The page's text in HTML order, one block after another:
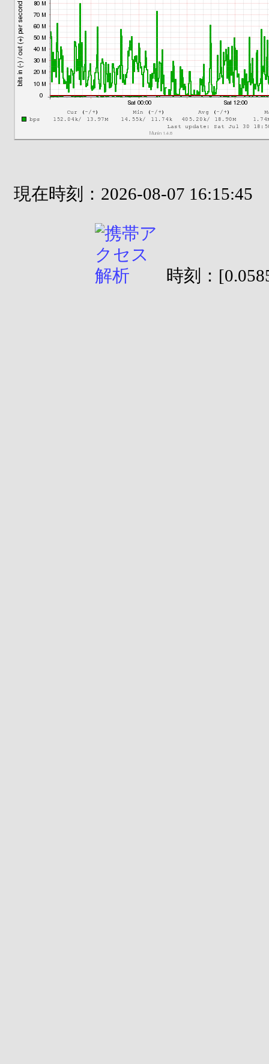
現在時刻：2026-08-07 16:15:45
時刻：